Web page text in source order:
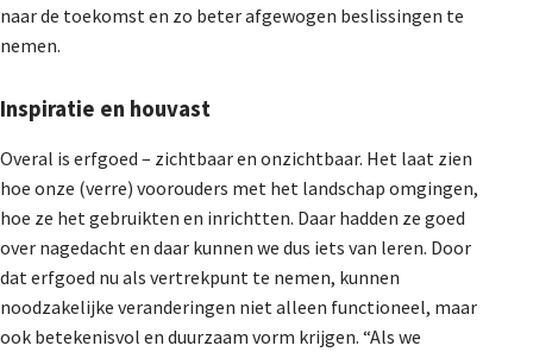
naar de toekomst en zo beter afgewogen beslissingen te
nemen.
Inspiratie en houvast
Overal is erfgoed – zichtbaar en onzichtbaar. Het laat zien
hoe onze (verre) voorouders met het landschap omgingen,
hoe ze het gebruikten en inrichtten. Daar hadden ze goed
over nagedacht en daar kunnen we dus iets van leren. Door
dat erfgoed nu als vertrekpunt te nemen, kunnen
noodzakelijke veranderingen niet alleen functioneel, maar
ook betekenisvol en duurzaam vorm krijgen. “Als we
Contact